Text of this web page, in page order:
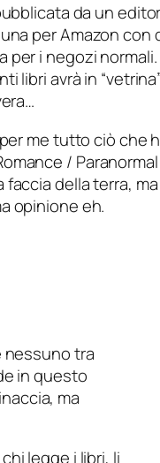
da un
per Amazon con
per i negozi
libri avrà in
me tutto ciò che
/ Paranormal
faccia della terra,
opinione eh.
nessuno tra
in questo
ma
legge i libri, li